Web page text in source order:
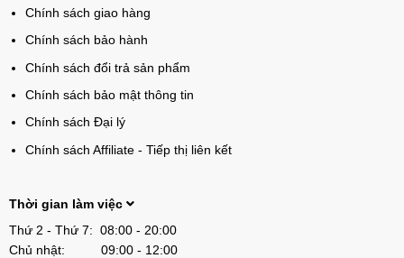
Chính sách giao hàng
Chính sách bảo hành
Chính sách đổi trả sản phẩm
Chính sách bảo mật thông tin
Chính sách Đại lý
Chính sách Affiliate - Tiếp thị liên kết
Thời gian làm việc
Thứ 2 - Thứ 7: 08:00 - 20:00
Chủ nhật: 09:00 - 12:00